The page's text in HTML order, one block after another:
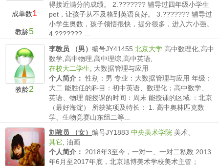
成单数1
教龄5
得接近满分的成绩。 2.??????? 辅导过四年级小学生
pet，让孩子从不及格到英语良好。 3.??????? 辅导过
小学生奥数，孩子领悟很快，提分很多，进入六小强。
4.??????? ...
教龄2
李教员 （男） 编号JY41455 北京大学 高中数理化,高中
数学,高中物理,高中理综,高中英语,
在校大二学生
大数据管理与应用
个人简介： 性别：男 专业：大数据管理与应用 年级：
大二 能胜任的科目：初中英语、数理化；高中数学、
英语、物理 能授课的时间：周末 能授课的区域:：北京
（最好海淀） 所获奖项及特长： 1. 高中奥林匹克数
学、生物竞赛山东组二等...
薪水要求：
刘教员 （女） 编号JY1883 中央美术学院 美术、
其它 油画
个人简介：
2018年3至今，一对一、一对二私教 2013
年6月至2017年底，北京旭博美术学校美术主管；